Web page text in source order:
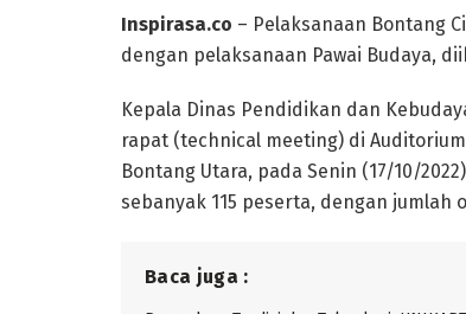
Inspirasa.co – Pelaksanaan Bontang
dengan pelaksanaan Pawai Budaya,
Kepala Dinas Pendidikan dan
rapat (technical meeting) di
Bontang Utara, pada Senin (17/10/
sebanyak 115 peserta, dengan jumlah
Baca juga :